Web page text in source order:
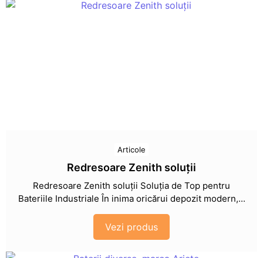
Articole
Redresoare Zenith soluții
Redresoare Zenith soluții Soluția de Top pentru
Bateriile Industriale În inima oricărui depozit modern,...
Vezi produs